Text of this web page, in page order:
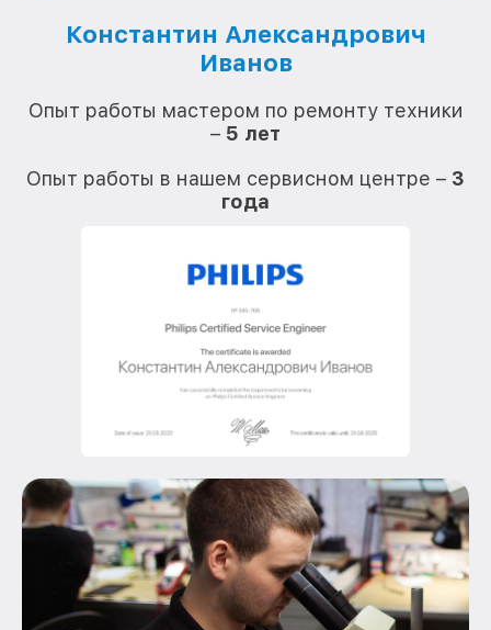
Константин Александрович
Иванов
Опыт работы мастером по ремонту техники
– 5 лет
Опыт работы в нашем сервисном центре – 3
года